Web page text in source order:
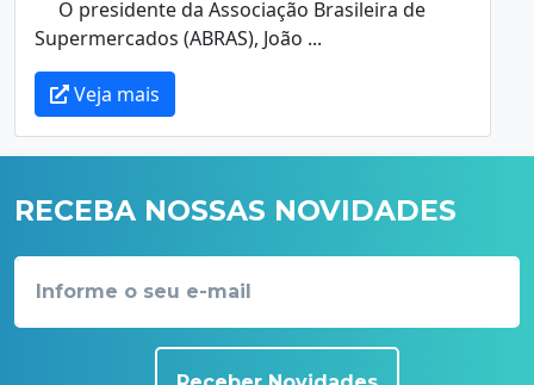
O presidente da Associação Brasileira de
Supermercados (ABRAS), João ...
Veja mais
RECEBA NOSSAS NOVIDADES